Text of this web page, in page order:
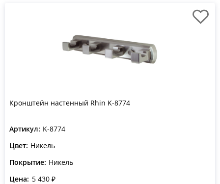
Кронштейн настенный Rhin K-8774
Артикул: K-8774
Цвет: Никель
Покрытие: Никель
Цена: 5 430 ₽